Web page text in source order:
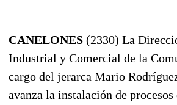
CANELONES (2330) La
Industrial y Comercial de la
cargo del jerarca Mario
avanza la instalación de